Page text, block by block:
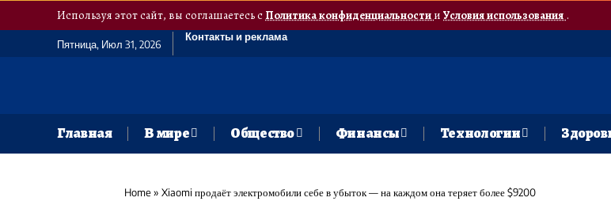
Используя этот сайт, вы соглашаетесь сПолитика конфиденциальностии Условия использования.
Пятница, Июл 31, 2026
Контакты и реклама
Главная В мире Общество Финансы Технологии
Home» Xiaomi продаёт электромобили себе в убыток — на каждом она теряет более $9200